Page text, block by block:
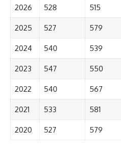
2026 528 515
2025 527 579
2024 540 539
2023 547 550
2022 540 567
2021 533 581
2020 527 579